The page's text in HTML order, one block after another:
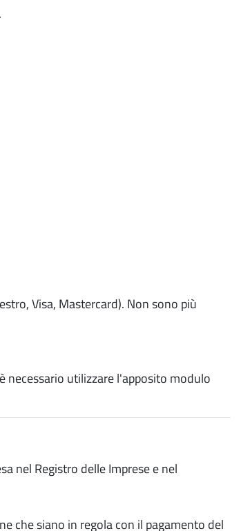
Visa, Mastercard). Non sono più
necessario utilizzare l'apposito modulo
nel Registro delle Imprese e nel
che siano in regola con il pagamento del